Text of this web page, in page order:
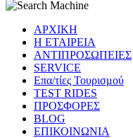
ΑΡΧΙΚΗ
Η ΕΤΑΙΡΕΙΑ
ΑΝΤΙΠΡΟΣΩΠΕΙΕΣ
SERVICE
Επα/τίες Τουρισμού
TEST RIDES
ΠΡΟΣΦΟΡΕΣ
BLOG
ΕΠΙΚΟΙΝΩΝΙΑ